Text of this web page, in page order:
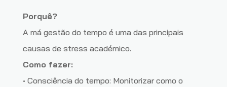
Porquê?
A má gestão do tempo é uma das principais
causas de stress académico.
Como fazer:
• Consciência do tempo: Monitorizar como o